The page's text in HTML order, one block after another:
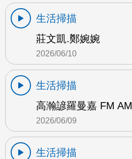
生活掃描
莊文凱.鄭婉婉
2026/06/10
生活掃描
高瀚諺羅曼嘉 FM AM
2026/06/09
生活掃描